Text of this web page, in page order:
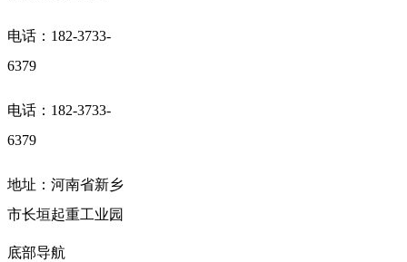
电话：182-3733-
6379
电话：182-3733-
6379
地址：河南省新乡
市长垣起重工业园
底部导航